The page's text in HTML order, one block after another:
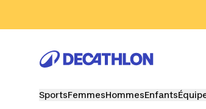
SportsFemmesHommesEnfants